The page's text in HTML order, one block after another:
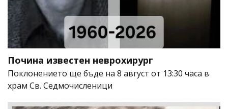
Почина известен неврохирург
Поклонението ще бъде на 8 август от 13:30 часа в
храм Св. Седмочисленици